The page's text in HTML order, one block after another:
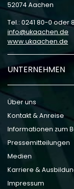
52074 Aachen
Tel.: 0241 80-0 oder
info
ukaachen de
www.ukaachen.de
UNTERNEHMEN
Über uns
Kontakt & Anreise
Informationen zum
Pressemitteilungen
Medien
Karriere &
Impressum